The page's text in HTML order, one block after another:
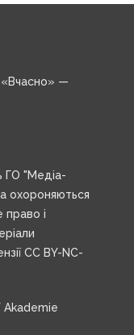
«Вчасно» —
ГО "Медіа-
охороняються
право і
CC BY-NC-
Akademie